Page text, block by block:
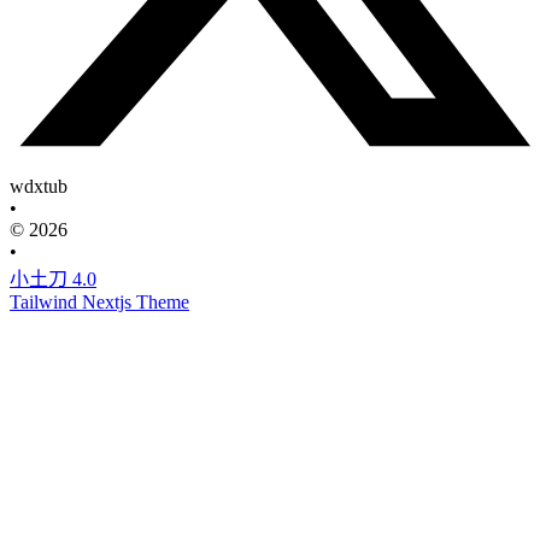
wdxtub
•
© 2026
•
小土刀 4.0
Tailwind Nextjs Theme